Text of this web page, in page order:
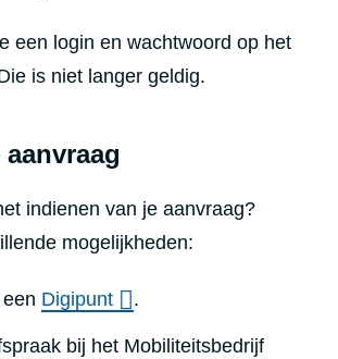
een login en wachtwoord op het
is niet langer geldig.
indienen van je aanvraag?
mogelijkheden:
Digipunt .
bij het Mobiliteitsbedrijf